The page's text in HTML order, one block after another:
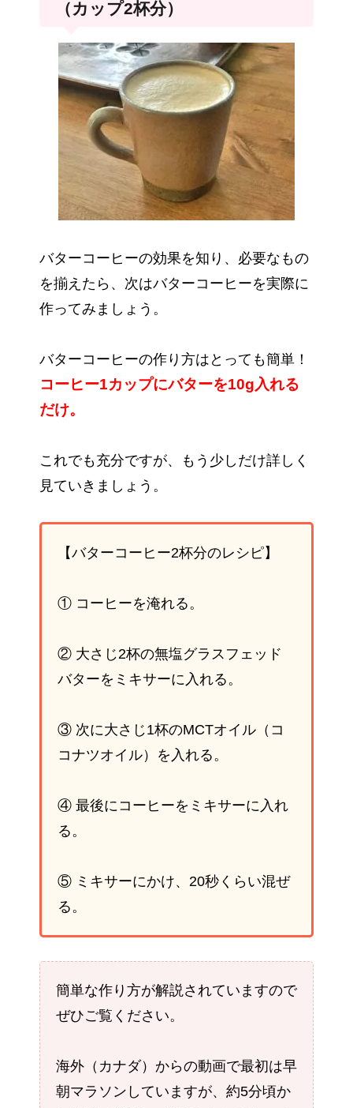
（カップ2杯分）
バターコーヒーの効果を知り、必要なもの
を揃えたら、次はバターコーヒーを実際に
作ってみましょう。
バターコーヒーの作り方はとっても簡単！
コーヒー1カップにバターを10g入れる
だけ。
これでも充分ですが、もう少しだけ詳しく
見ていきましょう。
【バターコーヒー2杯分のレシピ】
① コーヒーを淹れる。
② 大さじ2杯の無塩グラスフェッド
バターをミキサーに入れる。
③ 次に大さじ1杯のMCTオイル（コ
コナツオイル）を入れる。
④ 最後にコーヒーをミキサーに入れ
る。
⑤ ミキサーにかけ、20秒くらい混ぜ
る。
簡単な作り方が解説されていますので
ぜひご覧ください。
海外（カナダ）からの動画で最初は早
朝マラソンしていますが、約5分頃か